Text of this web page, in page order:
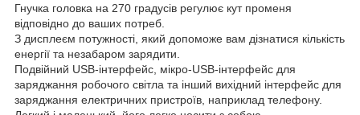
Гнучка головка на 270 градусів регулює кут променя
відповідно до ваших потреб.
З дисплеєм потужності, який допоможе вам дізнатися кількість
енергії та незабаром зарядити.
Подвійний USB-інтерфейс, мікро-USB-інтерфейс для
заряджання робочого світла та інший вихідний інтерфейс для
заряджання електричних пристроїв, наприклад телефону.